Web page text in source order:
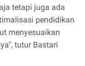
tetapi juga ada
pendidikan
menyesuaikan
tutur Bastari